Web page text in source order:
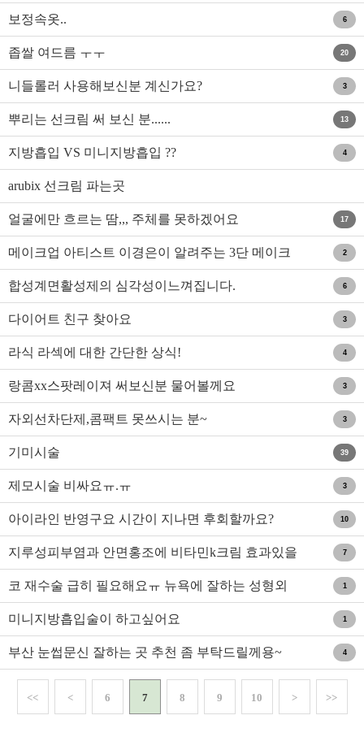
보정속옷.. 6
좁쌀 여드름 ㅜㅜ 20
니들롤러 사용해보신분 계신가요? 3
뿌리는 선크림 써 보신 분...... 13
지방흡입 VS 미니지방흡입 ?? 4
arubix 선크림 파는곳
얼굴에만 흐르는 땀,,, 주체를 못하겠어요 17
메이크업 아티스트 이경은이 알려주는 3단 메이크
업 !!
2
합성계면활성제의 심각성이느껴집니다. 6
다이어트 친구 찾아요 3
라식 라섹에 대한 간단한 상식! 4
랑콤xx스팟레이져 써보신분 물어볼께요 3
자외선차단제,콤팩트 못쓰시는 분~ 3
기미시술 39
제모시술 비싸요ㅠ.ㅠ 3
아이라인 반영구요 시간이 지나면 후회할까요? 10
지루성피부염과 안면홍조에 비타민k크림 효과있을
까요?
7
코 재수술 급히 필요해요ㅠ 뉴욕에 잘하는 성형외
과 추천부탁드려요..
1
미니지방흡입술이 하고싶어요 1
부산 눈썹문신 잘하는 곳 추천 좀 부탁드릴께용~ 4
<< < 6 7 8 9 10 > >>